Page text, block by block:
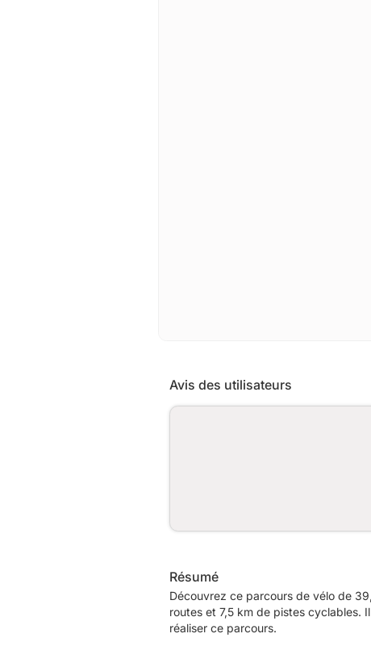
Avis des utilisateurs
Résumé
Découvrez ce parcours de vélo de
routes et 7,5 km de pistes cyclables.
réaliser ce parcours.